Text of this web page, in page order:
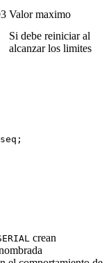
Valor maximo
Si debe reiniciar al
alcanzar los limites
crean